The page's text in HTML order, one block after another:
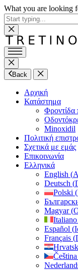
What you are looking
Back
Αρχική
Κατάστημα
Minoxidil
Πολιτική
Σχετικά με εμάς
Επικοινωνία
Ελληνικά
English (
Deutsch (
Polski (
Magyar(
Italiano
Español (
Français (
Čeština